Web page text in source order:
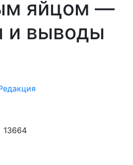
яйцом —
и выводы
13664